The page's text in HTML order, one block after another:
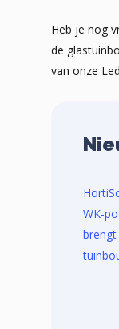
Heb je nog
de
van onze